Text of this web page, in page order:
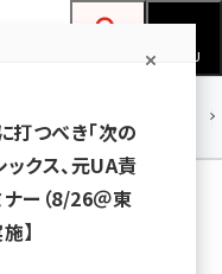
者フォーラム
MENU
記事の一覧
つべき「次の
ックス、元UA責
ー（8/26＠東
】